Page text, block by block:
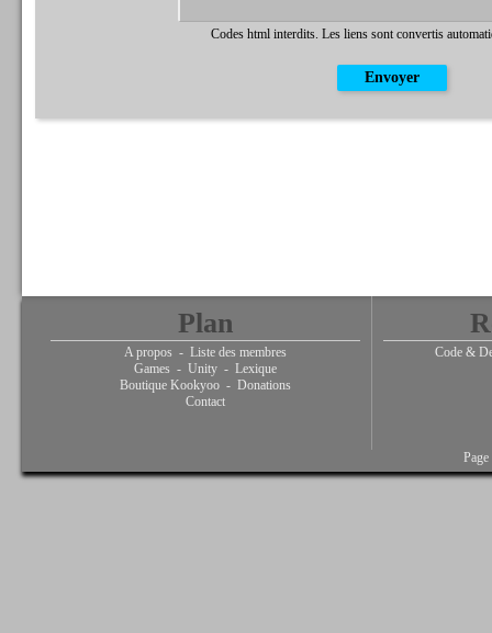
Codes html interdits. Les liens sont convertis
Plan
A propos - Liste des membres
Games - Unity - Lexique
Boutique Kookyoo - Donations
Contact
Code &